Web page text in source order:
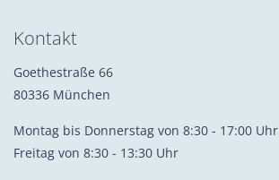
Kontakt
Goethestraße 66
80336 München
Montag bis Donnerstag von 8:30 - 17:00 Uhr
Freitag von 8:30 - 13:30 Uhr